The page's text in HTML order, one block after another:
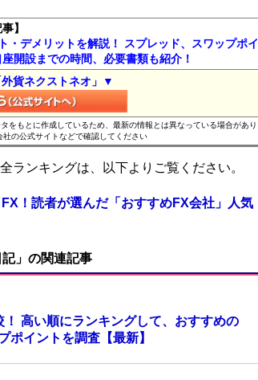
】
デメリットを解説！ スプレッド、スワップポイ
開設までの時間、必要書類も紹介！
貨ネクストネオ」▼
もとに作成しているため、最新の情報とは異なっている場合があり
社の公式サイトなどで確認してください
ランキングは、以下よりご覧ください。
！読者が選んだ「おすすめFX会社」人気
」の関連記事
高い順にランキングして、おすすめの
ポイントを調査【最新】